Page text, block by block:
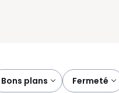
bons plans fermeté